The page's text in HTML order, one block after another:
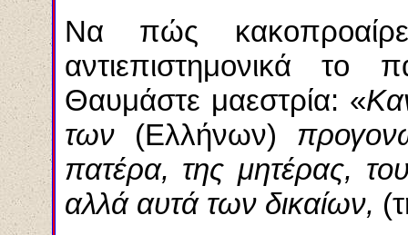
Να πώς
αντιεπιστημονικά το
Θαυμάστε μαεστρία: «
των (Ελλήνων)
πατέρα, της μητέρας,
αλλά αυτά των δικαίων,